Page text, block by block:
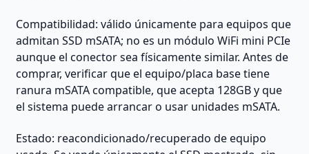
Compatibilidad: válido únicamente para equipos que
admitan SSD mSATA; no es un módulo WiFi mini PCIe
aunque el conector sea físicamente similar. Antes de
comprar, verificar que el equipo/placa base tiene
ranura mSATA compatible, que acepta 128GB y que
el sistema puede arrancar o usar unidades mSATA.
Estado: reacondicionado/recuperado de equipo